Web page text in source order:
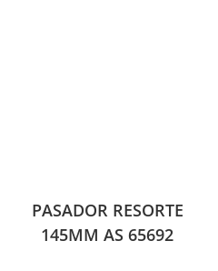
PASADOR RESORTE
145MM AS 65692